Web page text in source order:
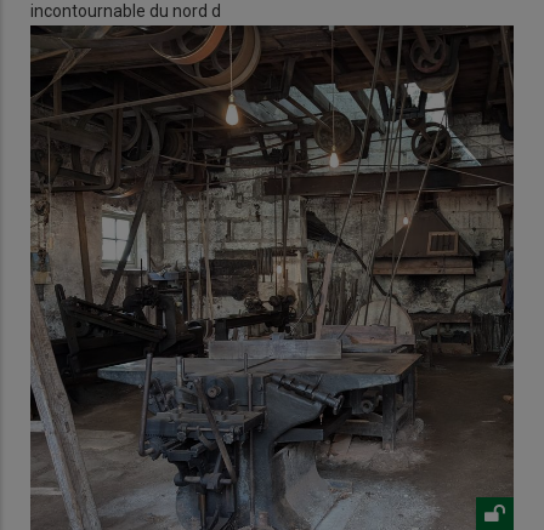
incontournable du nord d